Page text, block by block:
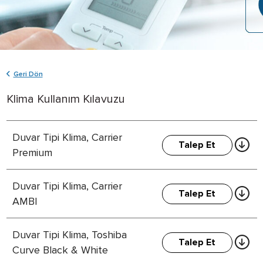
Geri Dön
Klima Kullanım Kılavuzu
Duvar Tipi Klima, Carrier
Premium
Talep Et
Duvar Tipi Klima, Carrier
AMBI
Talep Et
Duvar Tipi Klima, Toshiba
Curve Black & White
Talep Et